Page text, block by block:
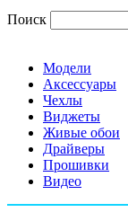
Поиск
Модели
Аксессуары
Чехлы
Виджеты
Живые обои
Драйверы
Прошивки
Видео